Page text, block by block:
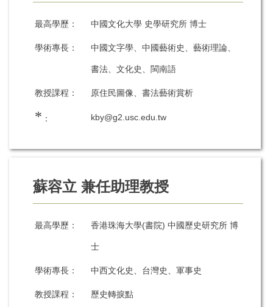
最高學歷： 中國文化大學 史學研究所 博士
學術專長： 中國文字學、中國藝術史、藝術理論、
書法、文化史、閩南語
教授課程： 原住民圖像、書法藝術賞析
* ： kby@g2.usc.edu.tw
蘇容立 兼任助理教授
最高學歷： 香港珠海大學(書院) 中國歷史研究所 博
士
學術專長： 中西文化史、台灣史、軍事史
教授課程： 歷史轉捩點